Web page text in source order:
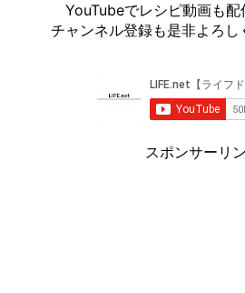
YouTubeでレシピ動画も配
チャンネル登録も是非よろし
スポンサーリ